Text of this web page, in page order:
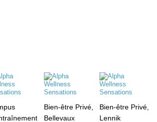
Bien-être Privé,
Bellevaux
Bien-être Privé,
Lennik